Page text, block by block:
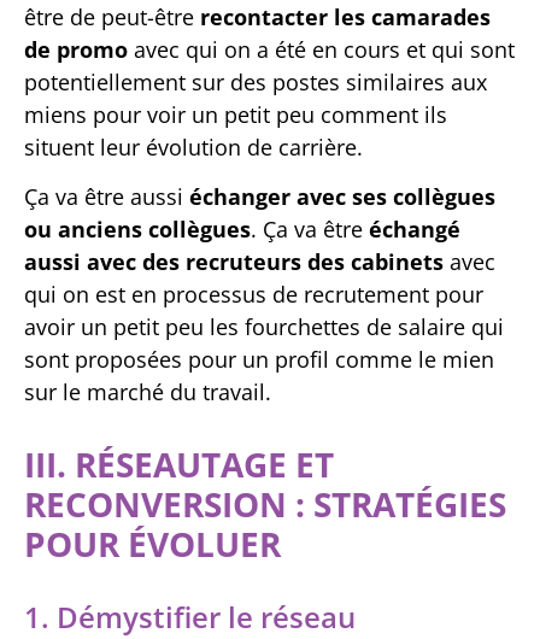
être de peut-être recontacter les camarades
de promo avec qui on a été en cours et qui sont
potentiellement sur des postes similaires aux
miens pour voir un petit peu comment ils
situent leur évolution de carrière.
Ça va être aussi échanger avec ses collègues
ou anciens collègues. Ça va être échangé
aussi avec des recruteurs des cabinets avec
qui on est en processus de recrutement pour
avoir un petit peu les fourchettes de salaire qui
sont proposées pour un profil comme le mien
sur le marché du travail.
III. RÉSEAUTAGE ET
RECONVERSION : STRATÉGIES
POUR ÉVOLUER
1. Démystifier le réseau